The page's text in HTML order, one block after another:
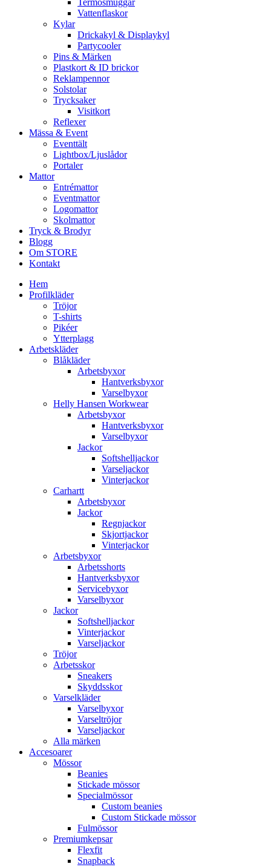
Termosmuggar
Vattenflaskor
Kylar
Drickakyl & Displaykyl
Partycooler
Pins & Märken
Plastkort & ID brickor
Reklampennor
Solstolar
Trycksaker
Visitkort
Reflexer
Mässa & Event
Eventtält
Lightbox/Ljuslådor
Portaler
Mattor
Entrémattor
Eventmattor
Logomattor
Skolmattor
Tryck & Brodyr
Blogg
Om STORE
Kontakt
Hem
Profilkläder
Tröjor
T-shirts
Pikéer
Ytterplagg
Arbetskläder
Blåkläder
Arbetsbyxor
Hantverksbyxor
Varselbyxor
Helly Hansen Workwear
Arbetsbyxor
Hantverksbyxor
Varselbyxor
Jackor
Softshelljackor
Varseljackor
Vinterjackor
Carhartt
Arbetsbyxor
Jackor
Regnjackor
Skjortjackor
Vinterjackor
Arbetsbyxor
Arbetsshorts
Hantverksbyxor
Servicebyxor
Varselbyxor
Jackor
Softshelljackor
Vinterjackor
Varseljackor
Tröjor
Arbetsskor
Sneakers
Skyddsskor
Varselkläder
Varselbyxor
Varseltröjor
Varseljackor
Alla märken
Accesoarer
Mössor
Beanies
Stickade mössor
Specialmössor
Custom beanies
Custom Stickade mössor
Fulmössor
Premiumkepsar
Flexfit
Snapback